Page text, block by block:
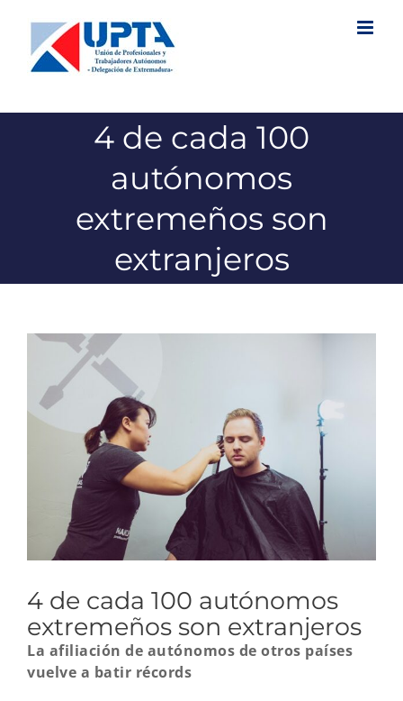
contenido
4 de cada 100
autónomos
extremeños son
extranjeros
Ver
imagen
más
grande
4 de cada 100 autónomos
extremeños son extranjeros
La afiliación de autónomos de otros países
vuelve a batir récords